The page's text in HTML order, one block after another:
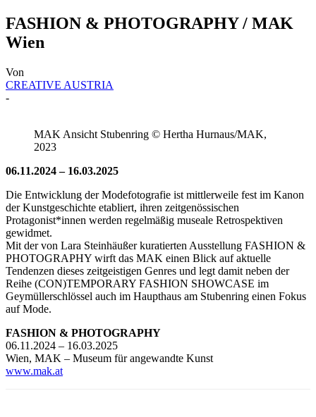
FASHION & PHOTOGRAPHY / MAK
Wien
Von
CREATIVE AUSTRIA
-
MAK Ansicht Stubenring © Hertha Hurnaus/MAK,
2023
06.11.2024 – 16.03.2025
Die Entwicklung der Modefotografie ist mittlerweile fest im Kanon
der Kunstgeschichte etabliert, ihren zeitgenössischen
Protagonist*innen werden regelmäßig museale Retrospektiven
gewidmet.
Mit der von Lara Steinhäußer kuratierten Ausstellung FASHION &
PHOTOGRAPHY wirft das MAK einen Blick auf aktuelle
Tendenzen dieses zeitgeistigen Genres und legt damit neben der
Reihe (CON)TEMPORARY FASHION SHOWCASE im
Geymüllerschlössel auch im Haupthaus am Stubenring einen Fokus
auf Mode.
FASHION & PHOTOGRAPHY
06.11.2024 – 16.03.2025
Wien, MAK – Museum für angewandte Kunst
www.mak.at